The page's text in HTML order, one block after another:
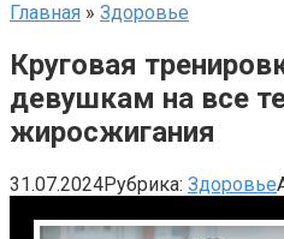
Главная » Здоровье
Круговая
девушкам на все
жиросжигания
31.07.2024Рубрика: Здоровье